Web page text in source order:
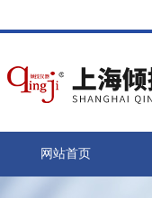
网站首页